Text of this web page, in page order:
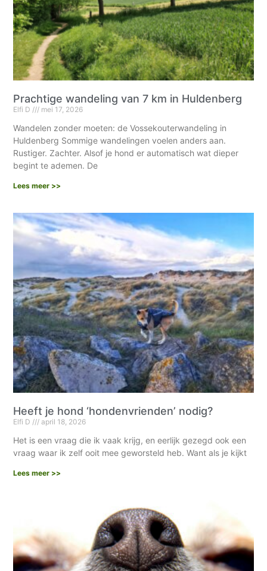
Prachtige wandeling van 7 km in Huldenberg
Elfi D mei 17, 2026
Wandelen zonder moeten: de Vossekouterwandeling in
Huldenberg Sommige wandelingen voelen anders aan.
Rustiger. Zachter. Alsof je hond er automatisch wat dieper
begint te ademen. De
Lees meer >>
Heeft je hond ‘hondenvrienden’ nodig?
Elfi D april 18, 2026
Het is een vraag die ik vaak krijg, en eerlijk gezegd ook een
vraag waar ik zelf ooit mee geworsteld heb. Want als je kijkt
Lees meer >>